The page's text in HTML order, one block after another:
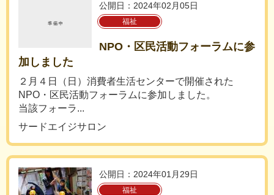
公開日：2024年02月05日
福祉
NPO・区民活動フォーラムに参
加しました
２月４日（日）消費者生活センターで開催された
NPO・区民活動フォーラムに参加しました。
当該フォーラ...
サードエイジサロン
公開日：2024年01月29日
福祉